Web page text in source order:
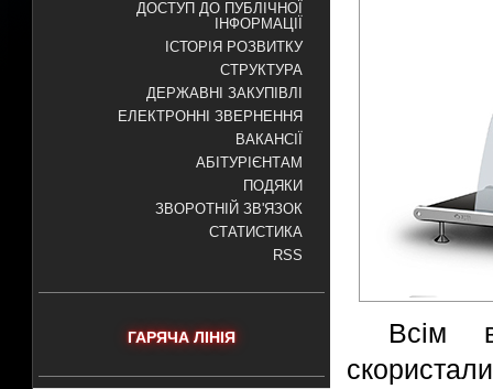
ДОСТУП ДО ПУБЛІЧНОЇ
ІНФОРМАЦІЇ
ІСТОРІЯ РОЗВИТКУ
СТРУКТУРА
ДЕРЖАВНІ ЗАКУПІВЛІ
ЕЛЕКТРОННІ ЗВЕРНЕННЯ
ВАКАНСІЇ
АБІТУРІЄНТАМ
ПОДЯКИ
ЗВОРОТНІЙ ЗВ'ЯЗОК
СТАТИСТИКА
RSS
ГАРЯЧА ЛІНІЯ
Всім